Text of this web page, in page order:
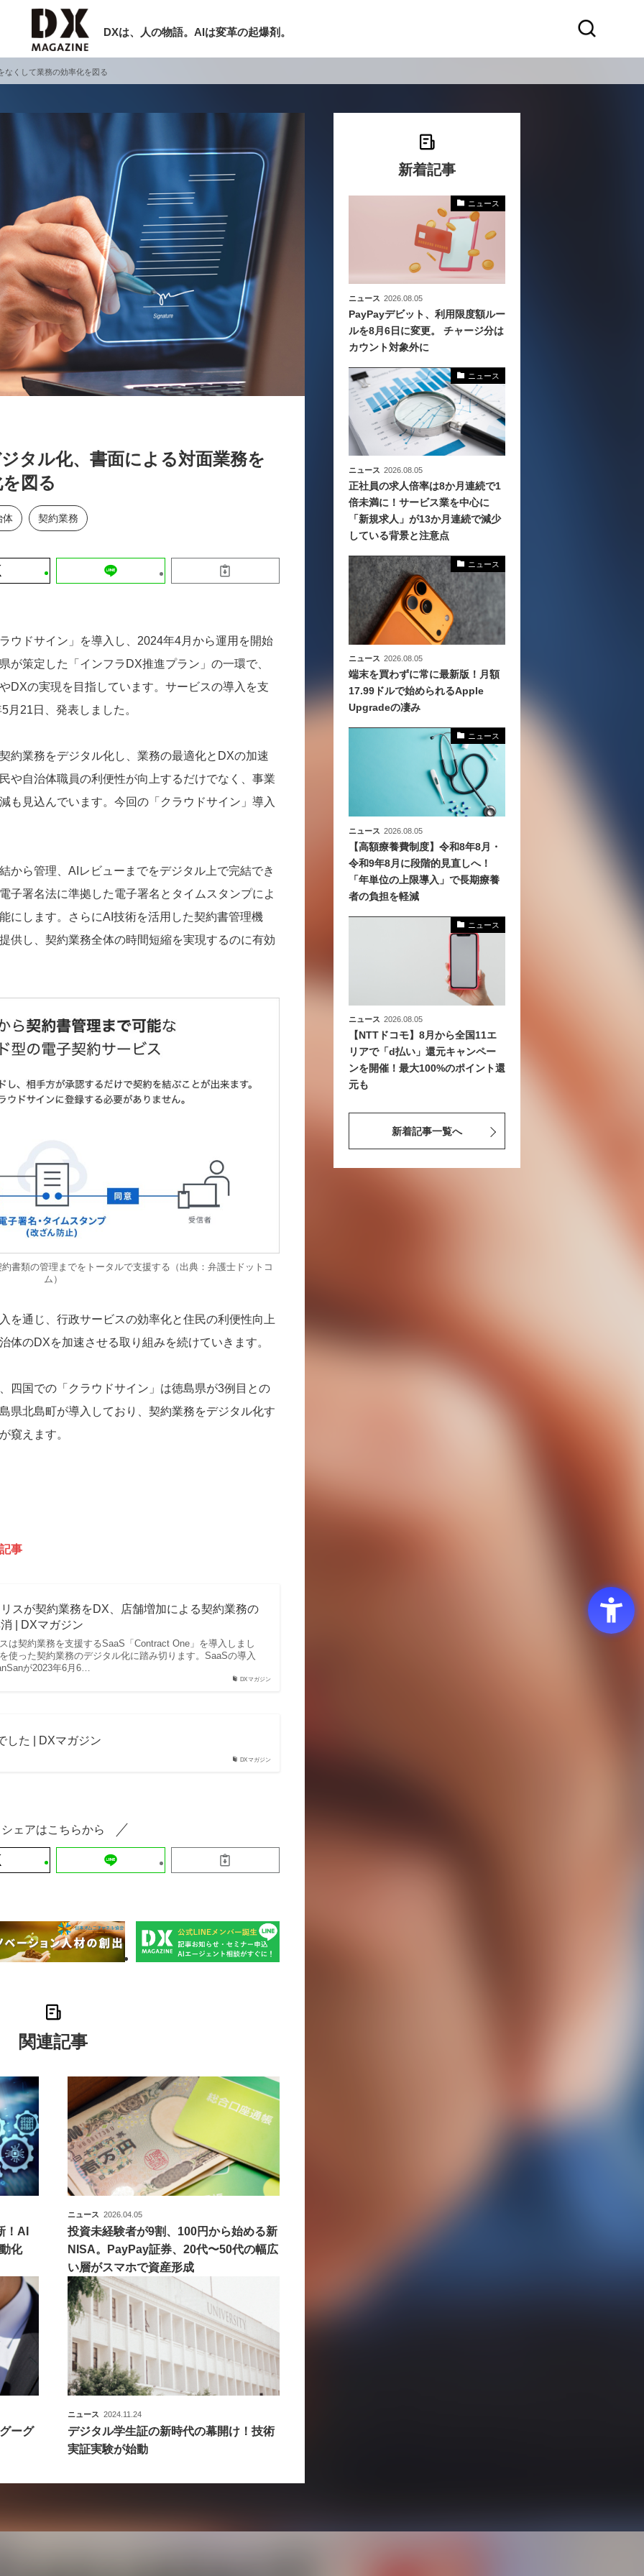
DXは、人の物語。AIは変革の起爆剤。
日本オムニチャネル協会
トップページ
特集
動画
サイトマップ
お問い合わせ
個人情報保護法について
運営会社
採用情報
現在開催予定のセミナー
ミナー
【8/6開催】AIエージェント時代、日本企
業は何から始めるべきか。〜シリコンバ
レーAX最新潮流から学ぶ〜
2026-08-03
ミナー
【8/12開催】「イノベーションを数値化
する」～投資される事業の基準と、終活
DX「SouSou」に学ぶ資金調達・巻き込
なくして業務の効率化を図る
タル化、書面による対面業務を
図る
体 契約業務
ウドサイン」を導入し、2024年4月から運用を開始
が策定した「インフラDX推進プラン」の一環で、
DXの実現を目指しています。サービスの導入を支
月21日、発表しました。
約業務をデジタル化し、業務の最適化とDXの加速
や自治体職員の利便性が向上するだけでなく、事業
も見込んでいます。今回の「クラウドサイン」導入
から管理、AIレビューまでをデジタル上で完結でき
子署名法に準拠した電子署名とタイムスタンプによ
にします。さらにAI技術を活用した契約書管理機
供し、契約業務全体の時間短縮を実現するのに有効
書類の管理までをトータルで支援する（出典：弁護士ドットコ
ム）
を通じ、行政サービスの効率化と住民の利便性向上
体のDXを加速させる取り組みを続けていきます。
四国での「クラウドサイン」は徳島県が3例目との
県北島町が導入しており、契約業務をデジタル化す
窺えます。
事
DXマガジン
スが契約業務をDX、店舗増加による契約業務の
| DXマガジン
は契約業務を支援するSaaS「Contract One」を導入しまし
使った契約業務のデジタル化に踏み切ります。SaaSの導入
が2023年6月6…
DXマガジン
した | DXマガジン
シェアはこちらから
関連記事
AI
化
ニュース 2026.04.05
投資未経験者が9割、100円から始める新
NISA。PayPay証券、20代〜50代の幅広
い層がスマホで資産形成
ーグ
ニュース 2024.11.24
デジタル学生証の新時代の幕開け！技術
実証実験が始動
新着記事
ニュース
ニュース 2026.08.05
PayPayデビット、利用限度額ルー
ルを8月6日に変更。 チャージ分は
カウント対象外に
ニュース
ニュース 2026.08.05
正社員の求人倍率は8か月連続で1
倍未満に！サービス業を中心に
「新規求人」が13か月連続で減少
している背景と注意点
ニュース
ニュース 2026.08.05
端末を買わずに常に最新版！月額
17.99ドルで始められるApple
Upgradeの凄み
ニュース
ニュース 2026.08.05
【高額療養費制度】令和8年8月・
令和9年8月に段階的見直しへ！
「年単位の上限導入」で長期療養
者の負担を軽減
ニュース
ニュース 2026.08.05
【NTTドコモ】8月から全国11エ
リアで「d払い」還元キャンペー
ンを開催！最大100%のポイント還
元も
新着記事一覧へ